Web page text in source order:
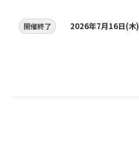
開催終了 2026年7月16日(木)